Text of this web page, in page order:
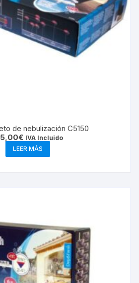
de nebulización C5150
€ IVA Incluido
LEER MÁS